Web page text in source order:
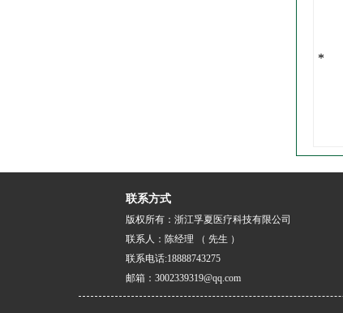
*
联系方式
版权所有：浙江孚夏医疗科技有限公司
联系人：陈经理 （ 先生 ）
联系电话:18888743275
邮箱：3002339319@qq.com